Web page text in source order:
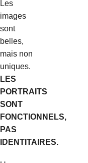
Les
images
sont
belles,
mais non
uniques.
LES
PORTRAITS
SONT
FONCTIONNELS,
PAS
IDENTITAIRES.